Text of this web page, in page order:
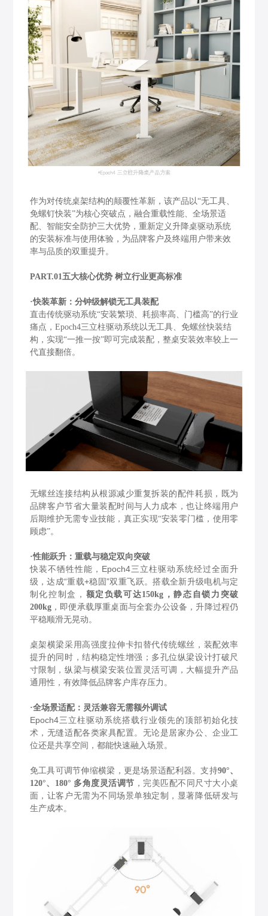
作为对传统桌架结构的颠覆性革新，该产品以“无工具、
免螺钉快装”为核心突破点，融合重载性能、全场景适
配、智能安全防护三大优势，重新定义升降桌驱动系统
的安装标准与使用体验，为品牌客户及终端用户带来效
率与品质的双重提升。
PART.01五大核心优势 树立行业更高标准
·快装革新：分钟级解锁无工具装配
直击传统驱动系统“安装繁琐、耗损率高、门槛高”的行业
痛点，Epoch4三立柱驱动系统以无工具、免螺丝快装结
构，实现“一推一按”即可完成装配，整桌安装效率较上一
代直接翻倍。
无螺丝连接结构从根源减少重复拆装的配件耗损，既为
品牌客户节省大量装配时间与人力成本，也让终端用户
后期维护无需专业技能，真正实现“安装零门槛，使用零
顾虑”。
·性能跃升：重载与稳定双向突破
快装不牺牲性能，Epoch4三立柱驱动系统经过全面升
级，达成“重载+稳固”双重飞跃。搭载全新升级电机与定
制化控制盒， 额定负载可达150kg，静态自锁力突破
200kg，即便承载厚重桌面与全套办公设备，升降过程仍
平稳顺滑无晃动。
桌架横梁采用高强度拉伸卡扣替代传统螺丝，装配效率
提升的同时，结构稳定性增强；多孔位纵梁设计打破尺
寸限制，纵梁与横梁安装位置灵活可调，大幅提升产品
通用性，有效降低品牌客户库存压力。
·全场景适配：灵活兼容无需额外调试
Epoch4三立柱驱动系统搭载行业领先的顶部初始化技
术，无缝适配各类家具配置。无论是居家办公、企业工
位还是共享空间，都能快速融入场景。
免工具可调节伸缩横梁，更是场景适配利器。支持90°、
120°、180° 多角度灵活调节 ， 完美匹配不同尺寸大小桌
面，让客户无需为不同场景单独定制，显著降低研发与
生产成本。